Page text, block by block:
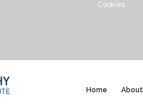
Cookies
Home About